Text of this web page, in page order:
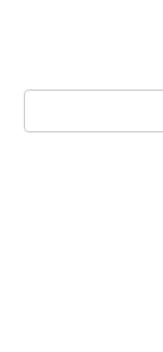
Поиск: